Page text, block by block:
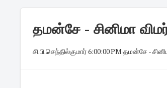
தமன்சே - சினிமா
சி.பி.செந்தில்குமார்·6:00:00 PM ·தமன்சே -